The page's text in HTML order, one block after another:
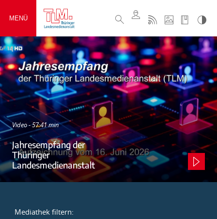
MENÜ
Video - 57:41 min
Jahresempfang der
Thüringer
Landesmedienanstalt
Mediathek filtern: